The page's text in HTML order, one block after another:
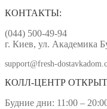
КОНТАКТЫ:
(044) 500-49-94
г. Киев, ул. Академика
support@fresh-
КОЛЛ-ЦЕНТР
Будние дни: 11:00 –